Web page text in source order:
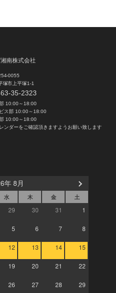
南株式会社
0055
塚市上平塚1-1
35-2323
10:00～18:00
ス部 10:00～18:00
10:00～18:00
ンダーをご確認頂きますようお願い致します
年 8月
水 木 金 土
29 30 31 1
5 6 7 8
12 13 14 15
19 20 21 22
26 27 28 29